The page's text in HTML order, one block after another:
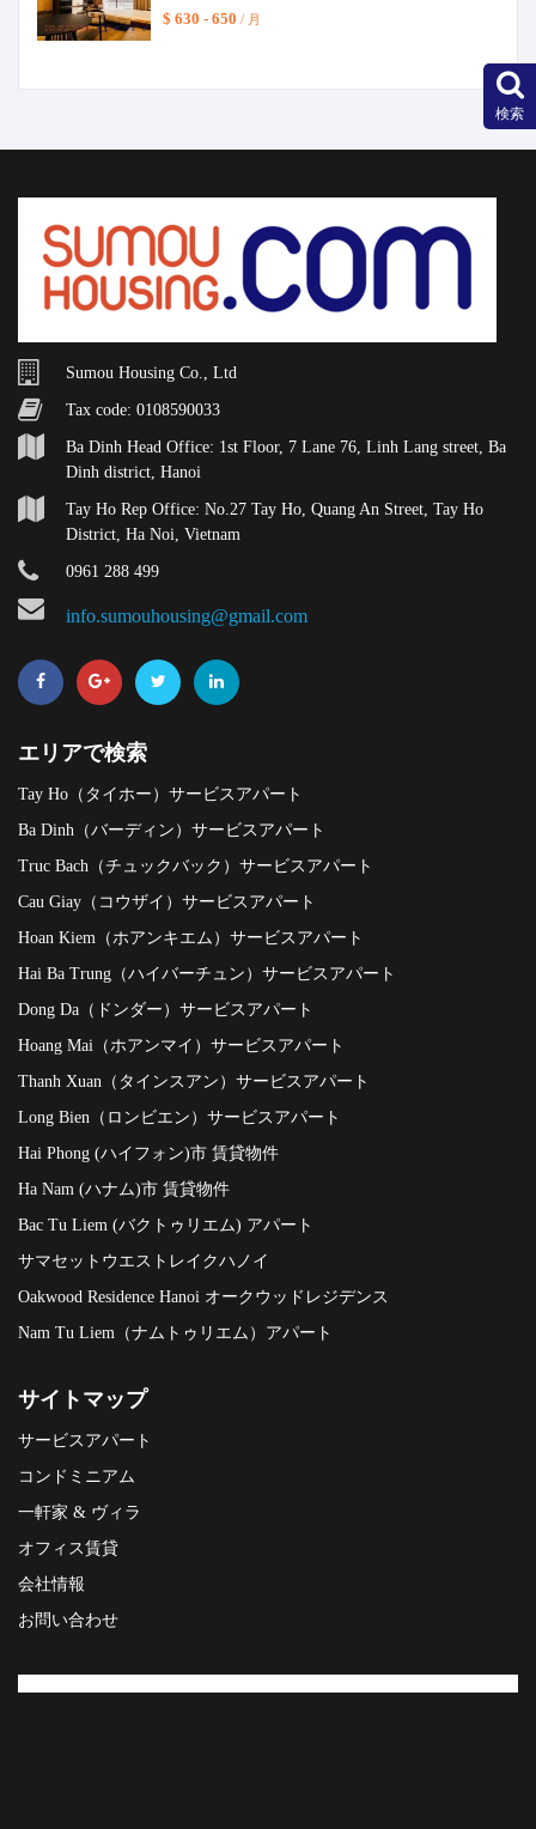
$ 630 - 650 / 月
Sumou Housing Co., Ltd
Tax code: 0108590033
Ba Dinh Head Office: 1st Floor, 7 Lane 76, Linh Lang street, Ba
Dinh district, Hanoi
Tay Ho Rep Office: No.27 Tay Ho, Quang An Street, Tay Ho
District, Ha Noi, Vietnam
0961 288 499
info.sumouhousing@gmail.com
エリアで検索
Tay Ho（タイホー）サービスアパート
Ba Dinh（バーディン）サービスアパート
Truc Bach（チュックバック）サービスアパート
Cau Giay（コウザイ）サービスアパート
Hoan Kiem（ホアンキエム）サービスアパート
Hai Ba Trung（ハイバーチュン）サービスアパート
Dong Da（ドンダー）サービスアパート
Hoang Mai（ホアンマイ）サービスアパート
Thanh Xuan（タインスアン）サービスアパート
Long Bien（ロンビエン）サービスアパート
Hai Phong (ハイフォン)市 賃貸物件
Ha Nam (ハナム)市 賃貸物件
Bac Tu Liem (バクトゥリエム) アパート
サマセットウエストレイクハノイ
Oakwood Residence Hanoi オークウッドレジデンス
Nam Tu Liem（ナムトゥリエム）アパート
サイトマップ
サービスアパート
コンドミニアム
一軒家 & ヴィラ
オフィス賃貸
会社情報
お問い合わせ
検索